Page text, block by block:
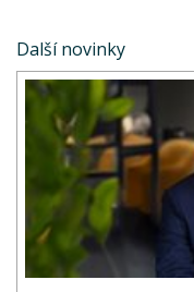
Další novinky